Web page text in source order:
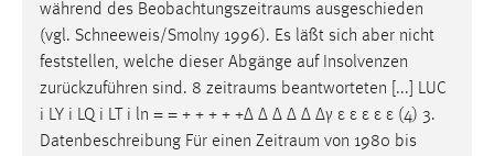
während des Beobachtungszeitraums ausgeschieden
(vgl. Schneeweis/Smolny 1996). Es läßt sich aber nicht
feststellen, welche dieser Abgänge auf Insolvenzen
zurückzuführen sind. 8 zeitraums beantworteten [...] LUC
i LY i LQ i LT i ln = = + + + + +∆ ∆ ∆ ∆ ∆ ∆γ ε ε ε ε ε (4) 3.
Datenbeschreibung Für einen Zeitraum von 1980 bis
Zugriffsstatistik
Cookie Laufzeit:
Max. 13 Monate